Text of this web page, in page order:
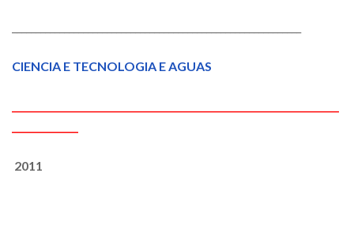
CIENCIA E TECNOLOGIA E AGUAS
2011